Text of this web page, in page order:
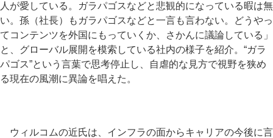
人が愛している。ガラパゴスなどと悲観的になっている暇は無
い。孫（社長）もガラパゴスなどと一言も言わない。どうやっ
てコンテンツを外国にもっていくか、さかんに議論している」
と、グローバル展開を模索している社内の様子を紹介。“ガラ
パゴス”という言葉で思考停止し、自虐的な見方で視野を狭め
る現在の風潮に異論を唱えた。
ウィルコムの近氏は、インフラの面からキャリアの今後に言